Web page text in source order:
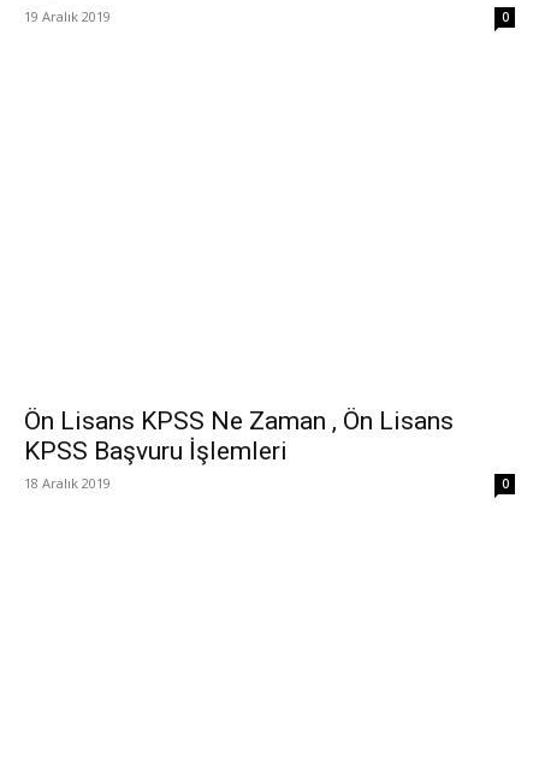
19 Aralık 2019 0
Ön Lisans KPSS Ne Zaman , Ön Lisans
KPSS Başvuru İşlemleri
18 Aralık 2019 0